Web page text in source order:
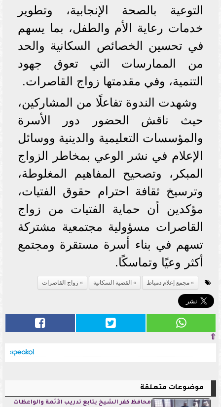
التوعية بالصحة الإنجابية، وتطوير
خدمات رعاية الأم والطفل، بما يسهم
في تحسين الخصائص السكانية والحد
من الممارسات التي تعوق جهود
التنمية، وفي مقدمتها زواج القاصرات.
وشهدت الندوة تفاعلًا من المشاركين،
حيث ناقش الحضور دور الأسرة
والمؤسسات التعليمية والدينية ووسائل
الإعلام في نشر الوعي بمخاطر الزواج
المبكر، وتصحيح المفاهيم المغلوطة،
وترسيخ ثقافة احترام حقوق الفتيات،
مؤكدين أن حماية الفتيات من زواج
القاصرات مسؤولية مجتمعية مشتركة
تسهم في بناء أسرة مستقرة ومجتمع
أكثر وعيًا وتماسكًا.
مجمع إعلام دمياط القضية السكانية زواج القاصرات
⇧
موضوعات متعلقة
محافظ كفر الشيخ يتابع تدريب الأئمة والواعظات